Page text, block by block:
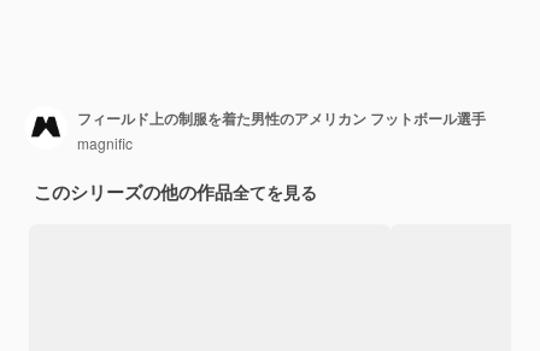
フィールド上の制服を着た男性のアメリカン フットボール選手
magnific
このシリーズの他の作品全てを見る